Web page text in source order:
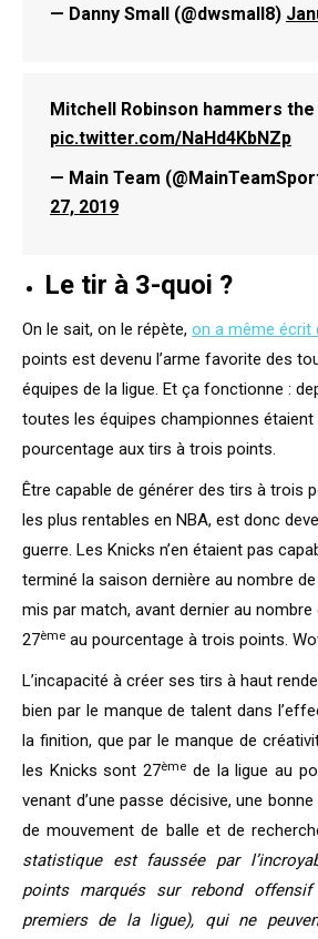
— Danny Small (@dwsmall8)
Mitchell Robinson hammers
pic.twitter.com/NaHd4KbNZp
— Main Team
27, 2019
Le tir à 3-quoi ?
On le sait, on le répète, on a même écrit
points est devenu l’arme favorite des
équipes de la ligue. Et ça fonctionne :
toutes les équipes championnes étaient
pourcentage aux tirs à trois points.
Être capable de générer des tirs à trois
les plus rentables en NBA, est donc
guerre. Les Knicks n’en étaient pas
terminé la saison dernière au nombre
mis par match, avant dernier au
27ème au pourcentage à trois points.
L’incapacité à créer ses tirs à haut
bien par le manque de talent dans
la finition, que par le manque de
les Knicks sont 27ème de la ligue au
venant d’une passe décisive, une
de mouvement de balle et de
statistique est faussée par
points marqués sur rebond
premiers de la ligue), qui ne